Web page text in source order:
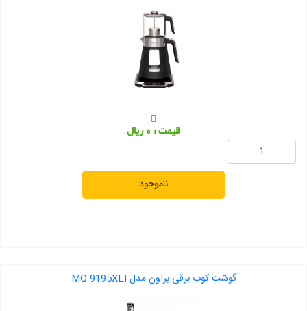
قیمت : 0 ریال
ناموجود
گوشت کوب برقی براون مدل MQ 9195XLI